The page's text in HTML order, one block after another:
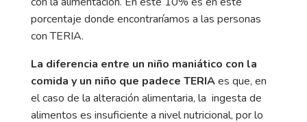
porcentaje donde encontraríamos a las personas
con TERIA.
La diferencia entre un niño maniático con la
comida y un niño que padece TERIAes que, en
el caso de la alteración alimentaria, la ingesta de
alimentos es insuficiente a nivel nutricional, por lo